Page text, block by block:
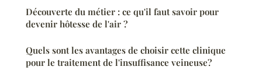
Découverte du métier : ce qu'il faut savoir pour
devenir hôtesse de l'air ?
Quels sont les avantages de choisir cette clinique
pour le traitement de l'insuffisance veineuse?